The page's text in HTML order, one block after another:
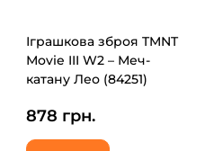
Іграшкова зброя TMNT
Мovie III W2 – Меч-
катану Лео (84251)
878 грн.